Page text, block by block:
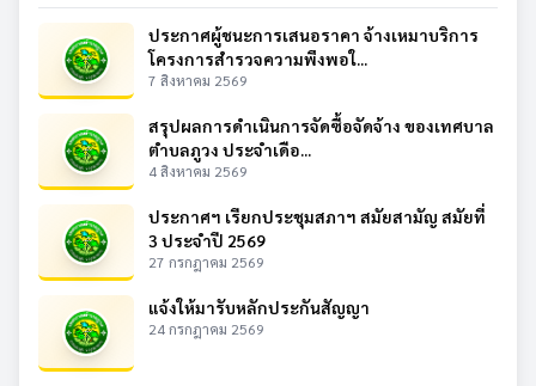
ประกาศผู้ชนะการเสนอราคา จ้างเหมาบริการ
โครงการสำรวจความพึงพอใ...
7 สิงหาคม 2569
สรุปผลการดำเนินการจัดซื้อจัดจ้าง ของเทศบาล
ตำบลภูวง ประจำเดือ...
4 สิงหาคม 2569
ประกาศฯ เรียกประชุมสภาฯ สมัยสามัญ สมัยที่
3 ประจำปี 2569
27 กรกฎาคม 2569
แจ้งให้มารับหลักประกันสัญญา
24 กรกฎาคม 2569